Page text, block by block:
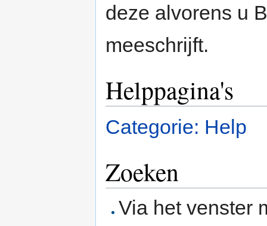
deze alvorens u
meeschrijft.
Helppagina's
Categorie: Help
Zoeken
Via het venster